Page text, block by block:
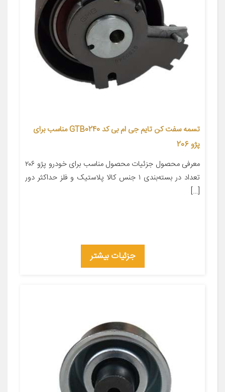
تسمه سفت کن تایم جی ام بی کد GTB0240 مناسب برای
پژو 206
معرفی محصول جزئیات محصول مناسب برای خودرو پژو ۲۰۶
تعداد در بسته‌بندی ۱ جنس کالا پلاستیک و فلز حداکثر دور
[…]
جزئیات بیشتر